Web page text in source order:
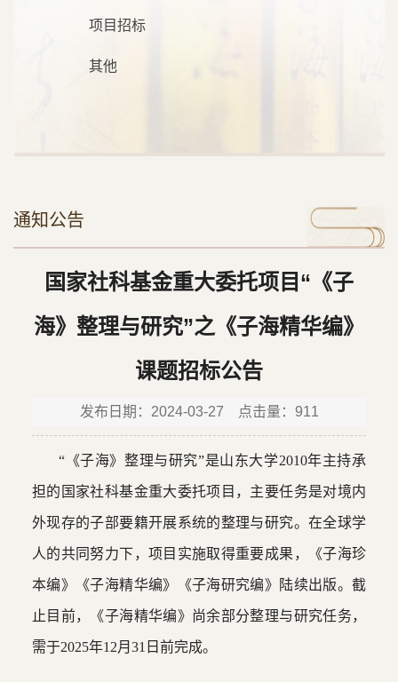
项目招标
其他
通知公告
国家社科基金重大委托项目“《子
海》整理与研究”之《子海精华编》
课题招标公告
发布日期：2024-03-27 点击量： 911
“《子海》整理与研究”是山东大学2010年主持承
担的国家社科基金重大委托项目，主要任务是对境内
外现存的子部要籍开展系统的整理与研究。在全球学
人的共同努力下，项目实施取得重要成果，《子海珍
本编》《子海精华编》《子海研究编》陆续出版。截
止目前，《子海精华编》尚余部分整理与研究任务，
需于2025年12月31日前完成。